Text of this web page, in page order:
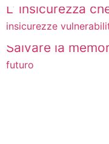
L’ insicurezza
insicurezze
Salvare la
futuro